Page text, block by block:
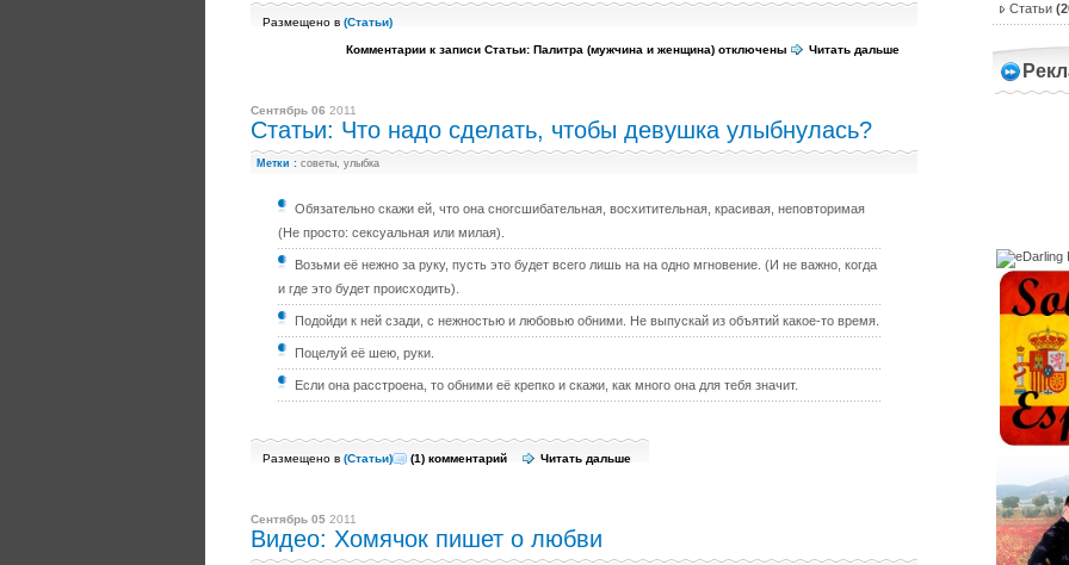
Размещено в (Статьи)
Комментарии к записи Статьи: Палитра (мужчина и женщина) отключены Читать дальше
Сентябрь 06 2011
Статьи: Что надо сделать, чтобы девушка улыбнулась?
Метки : советы, улыбка
Обязательно скажи ей, что она сногсшибательная, восхитительная, красивая, неповторимая
(Не просто: сексуальная или милая).
Возьми её нежно за руку, пусть это будет всего лишь на на одно мгновение. (И не важно, когда
и где это будет происходить).
Подойди к ней сзади, с нежностью и любовью обними. Не выпускай из объятий какое-то время.
Поцелуй её шею, руки.
Если она расстроена, то обними её крепко и скажи, как много она для тебя значит.
Размещено в (Статьи) (1) комментарий Читать дальше
Сентябрь 05 2011
Видео: Хомячок пишет о любви
Статьи